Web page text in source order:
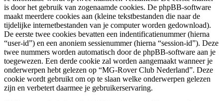
is door het gebruik van zogenaamde cookies. De phpBB-software
maakt meerdere cookies aan (kleine tekstbestanden die naar de
tijdelijke internetbestanden van je computer worden gedownload).
De eerste twee cookies bevatten een indentificatienummer (hierna
“user-id”) en een anoniem sessienummer (hierna “session-id”). Deze
twee nummers worden automatisch door de phpBB-software aan je
toegewezen. Een derde cookie zal worden aangemaakt wanneer je
onderwerpen hebt gelezen op “MG-Rover Club Nederland”. Deze
cookie wordt gebruikt om op te slaan welke onderwerpen gelezen
zijn en verbetert daarmee je gebruikerservaring.